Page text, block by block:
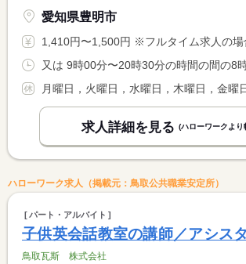
愛知県豊明市
1,410円〜1,500円 ※フルタイム求人の場合は月額（換算額）、パート求人の場合
求人詳細を見る (ハローワークより
ハローワーク求人（掲載元：鳥取公共職業安定所）
パート・アルバイト
子供英会話教室の講師／アシス
鳥取瓦斯 株式会社